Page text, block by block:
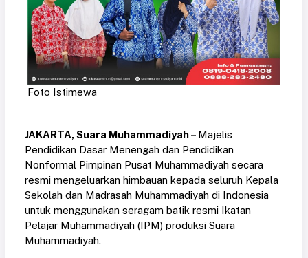
Foto Istimewa
JAKARTA, Suara Muhammadiyah – Majelis
Pendidikan Dasar Menengah dan Pendidikan
Nonformal Pimpinan Pusat Muhammadiyah secara
resmi mengeluarkan himbauan kepada seluruh Kepala
Sekolah dan Madrasah Muhammadiyah di Indonesia
untuk menggunakan seragam batik resmi Ikatan
Pelajar Muhammadiyah (IPM) produksi Suara
Muhammadiyah.